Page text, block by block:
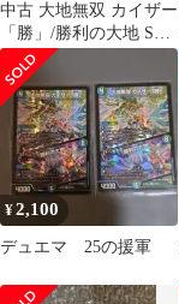
中古 大地無双 カイザー
「勝」/勝利の大地 SR
N3/N25
¥2,100
デュエマ 25の援軍